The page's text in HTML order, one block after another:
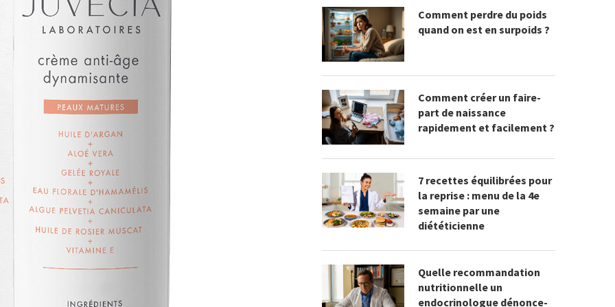
Comment perdre du poids
quand on est en surpoids ?
Comment créer un faire-
part de naissance
rapidement et facilement ?
7 recettes équilibrées pour
la reprise : menu de la 4e
semaine par une
diététicienne
Quelle recommandation
nutritionnelle un
endocrinologue dénonce-